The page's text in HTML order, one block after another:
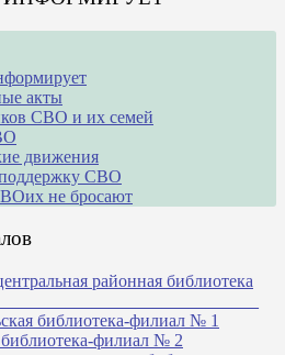
акты
СВО и их семей
движения
СВО
не бросают
районная библиотека
библиотека-филиал № 1
библиотека-филиал № 2